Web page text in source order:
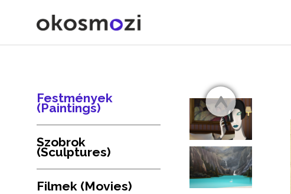
Festmények
(Paintings)
Szobrok
(Sculptures)
Filmek (Movies)